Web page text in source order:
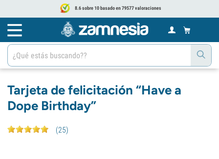
8.6 sobre 10 basado en 79577 valoraciones
Tarjeta de felicitación “Have a
Dope Birthday”
(25)